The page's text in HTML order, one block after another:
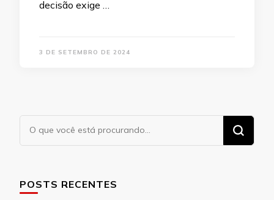
decisão exige …
3 DE SETEMBRO DE 2024
Procurando
algo?
POSTS RECENTES